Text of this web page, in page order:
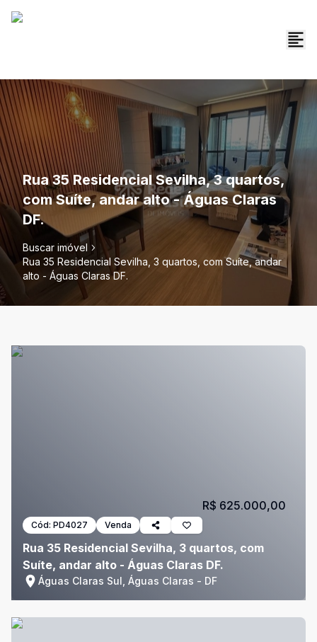
Rua 35 Residencial Sevilha, 3 quartos,
com Suíte, andar alto - Águas Claras
DF.
Buscar imóvel
Rua 35 Residencial Sevilha, 3 quartos, com Suíte, andar
alto - Águas Claras DF.
Cód: PD4027 Venda
Rua 35 Residencial Sevilha, 3 quartos, com
Suíte, andar alto - Águas Claras DF.
Águas Claras Sul, Águas Claras - DF
R$ 625.000,00